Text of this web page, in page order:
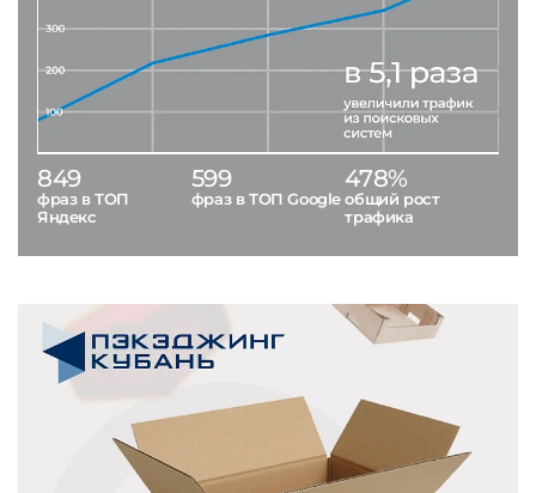
849
фраз в ТОП
Яндекс
599
фраз в ТОП Google
478%
общий рост
трафика